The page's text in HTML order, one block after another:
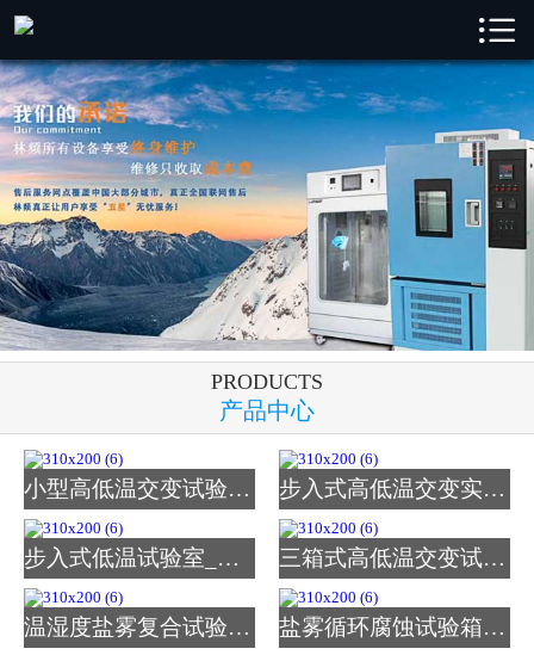
林频产品
成功案例
新闻中心
解决方案
关于林频
联系我们

PRODUCTS
产品中心
小型高低温交变试验箱_图 步入式高低温交变实验室
步入式低温试验室_图片 三箱式高低温交变试验箱
温湿度盐雾复合试验箱_图 盐雾循环腐蚀试验箱_图片